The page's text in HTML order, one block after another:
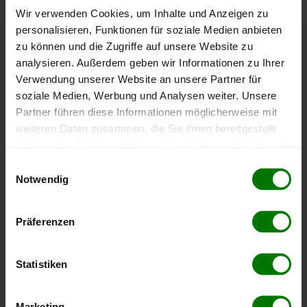
Wir verwenden Cookies, um Inhalte und Anzeigen zu
personalisieren, Funktionen für soziale Medien anbieten
zu können und die Zugriffe auf unsere Website zu
analysieren. Außerdem geben wir Informationen zu Ihrer
Verwendung unserer Website an unsere Partner für
soziale Medien, Werbung und Analysen weiter. Unsere
Partner führen diese Informationen möglicherweise mit
weiteren Daten zusammen, die Sie ihnen bereitgestellt
Notwendig
Präferenzen
Statistiken
Höchst- und Tiefststände der
Pelletspreise in Raxendorf
Die Tabelle zeigt dieHöchst- und Tiefststände der
Pelletspreise für lose Holzpellets. Das dazugehörige
Tiefststand
398,01 €